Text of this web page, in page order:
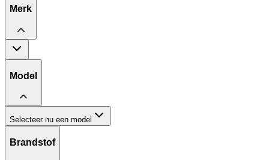
Merk
Model
Selecteer nu een model
Brandstof